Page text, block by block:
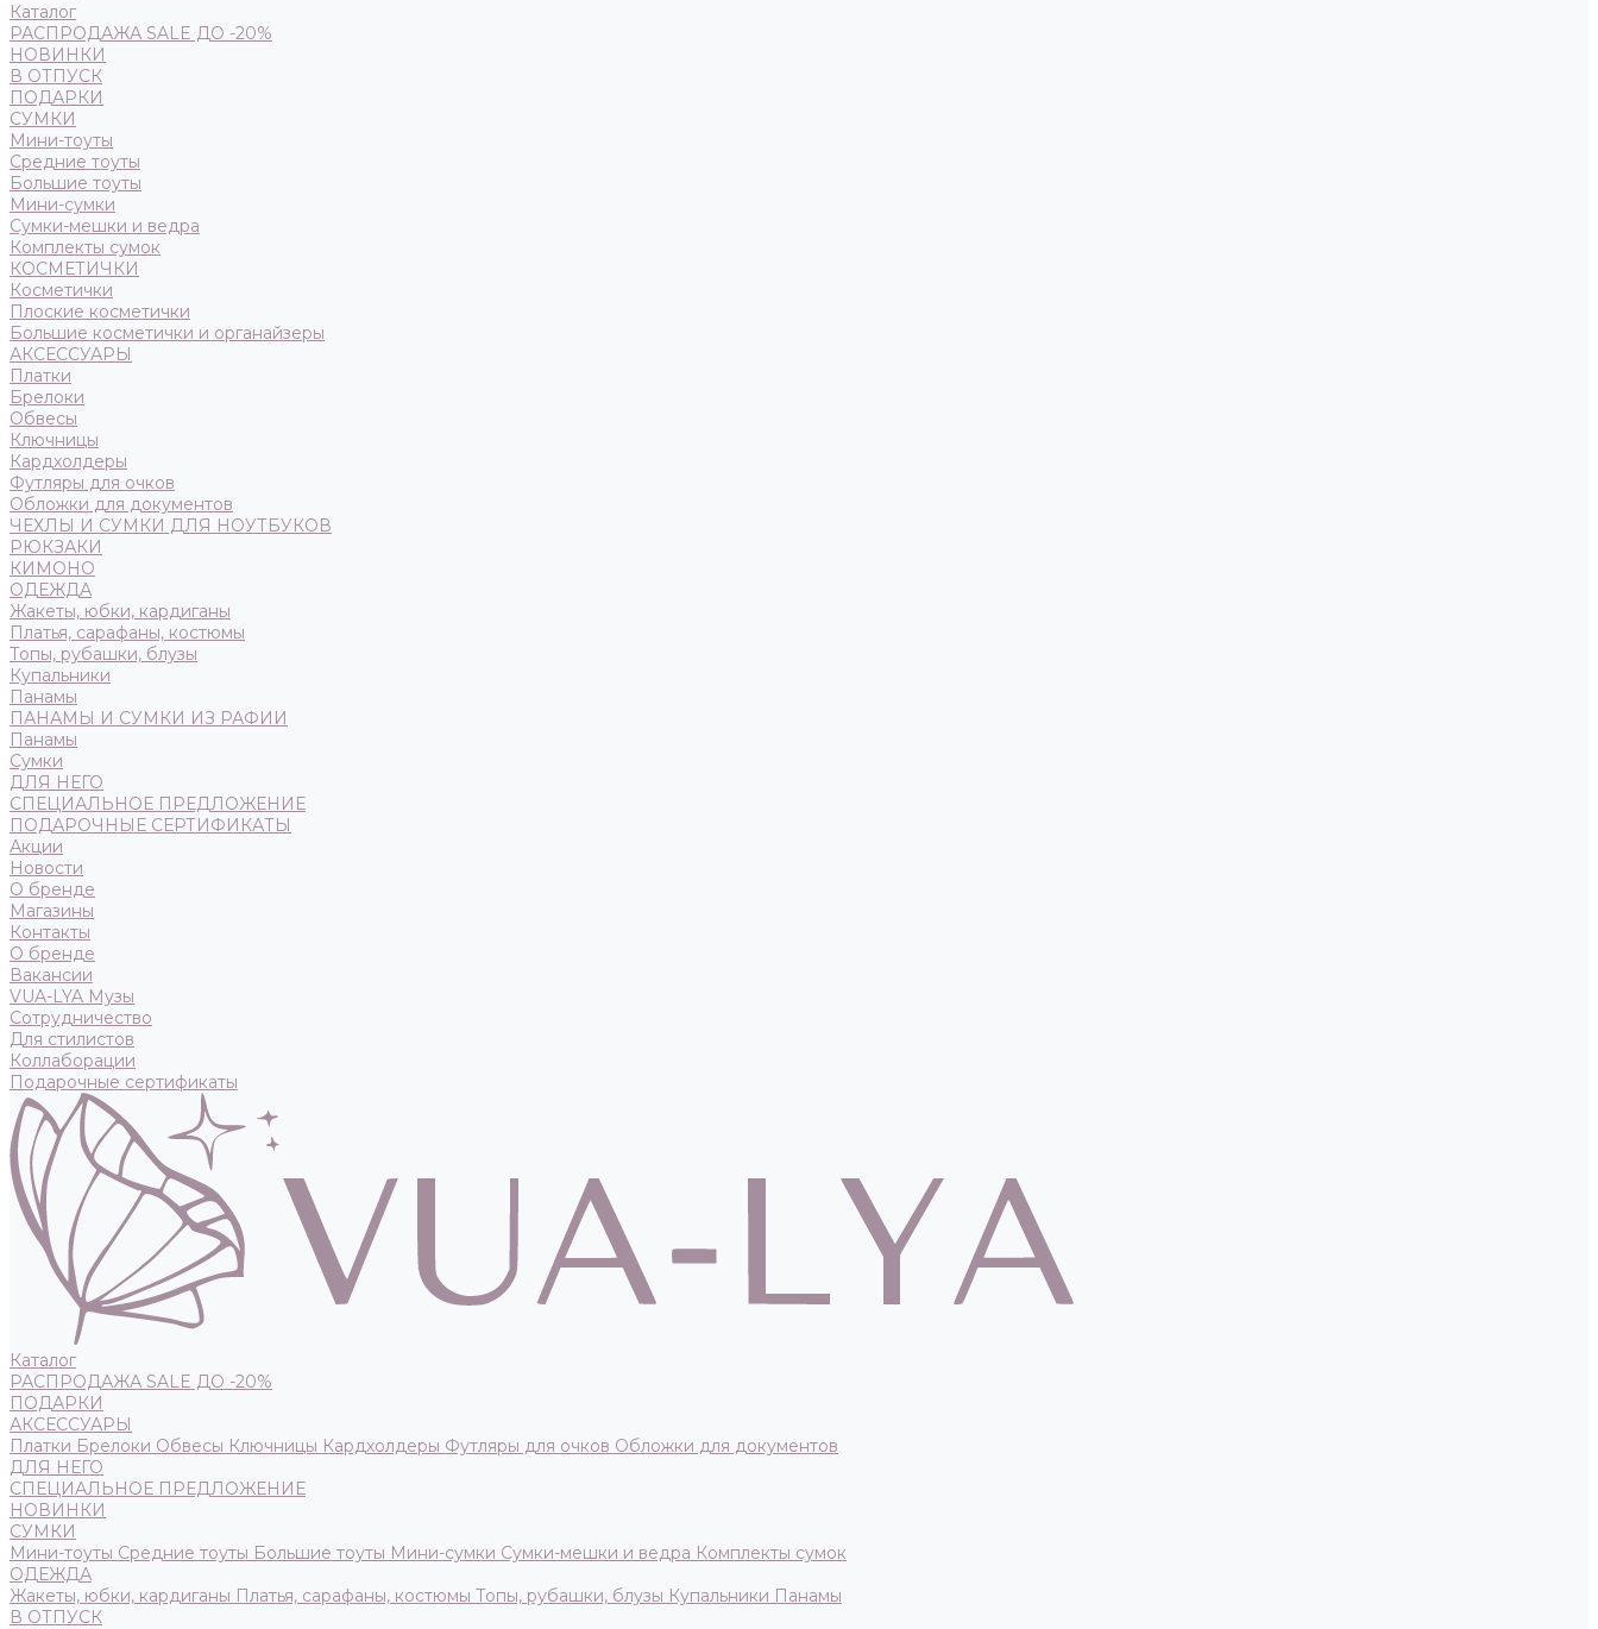
Каталог
РАСПРОДАЖА SALE ДО -20%
НОВИНКИ
В ОТПУСК
ПОДАРКИ
СУМКИ
Мини-тоуты
Средние тоуты
Большие тоуты
Мини-сумки
Сумки-мешки и ведра
Комплекты сумок
КОСМЕТИЧКИ
Косметички
Плоские косметички
Большие косметички и органайзеры
АКСЕССУАРЫ
Платки
Брелоки
Обвесы
Ключницы
Кардхолдеры
Футляры для очков
Обложки для документов
ЧЕХЛЫ И СУМКИ ДЛЯ НОУТБУКОВ
РЮКЗАКИ
КИМОНО
ОДЕЖДА
Жакеты, юбки, кардиганы
Платья, сарафаны, костюмы
Топы, рубашки, блузы
Купальники
Панамы
ПАНАМЫ И СУМКИ ИЗ РАФИИ
Панамы
Сумки
ДЛЯ НЕГО
СПЕЦИАЛЬНОЕ ПРЕДЛОЖЕНИЕ
ПОДАРОЧНЫЕ СЕРТИФИКАТЫ
Акции
Новости
О бренде
Магазины
Контакты
О бренде
Вакансии
VUA-LYA Музы
Сотрудничество
Для стилистов
Коллаборации
Подарочные сертификаты
Каталог
РАСПРОДАЖА SALE ДО -20%
ПОДАРКИ
АКСЕССУАРЫ
Платки Брелоки Обвесы Ключницы Кардхолдеры Футляры для очков Обложки для документов
ДЛЯ НЕГО
СПЕЦИАЛЬНОЕ ПРЕДЛОЖЕНИЕ
НОВИНКИ
СУМКИ
Мини-тоуты Средние тоуты Большие тоуты Мини-сумки Сумки-мешки и ведра Комплекты сумок
ОДЕЖДА
Жакеты, юбки, кардиганы Платья, сарафаны, костюмы Топы, рубашки, блузы Купальники Панамы
В ОТПУСК